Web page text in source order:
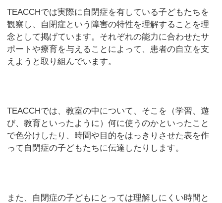
TEACCHでは実際に自閉症を有している子どもたちを
観察し、自閉症という障害の特性を理解することを理
念として掲げています。それぞれの能力に合わせたサ
ポートや療育を与えることによって、患者の自立を支
えようと取り組んでいます。
TEACCHでは、教室の中について、そこを（学習、遊
び、教育といったように）何に使うのかといったこと
で色分けしたり、時間や目的をはっきりさせた表を作
って自閉症の子どもたちに伝達したりします。
また、自閉症の子どもにとっては理解しにくい時間と